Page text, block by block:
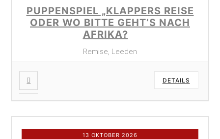
PUPPENSPIEL „KLAPPERS REISE
ODER WO BITTE GEHT’S NACH
AFRIKA?
Remise, Leeden
DETAILS
13 OKTOBER 2026